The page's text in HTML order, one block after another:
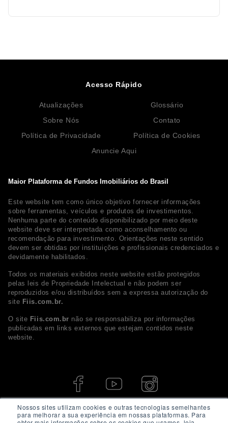
Nossos sites utilizam cookies e outras tecnologias semelhantes
para melhorar a sua experiência em nossas plataformas. Para
Maior Plataforma de Fundos Imobiliários do Brasil
Este website tem como único objetivo fornecer informações
sobre ferramentas, veículos e produtos de investimentos.
Nenhuma parte do conteúdo disponibilizado por meio deste
website deve ser interpretada como aconselhamento ou
recomendação para investimento. Orientações neste sentido
devem ser obtidas por instituições e profissionais credenciados e
devidamente habilitados.
Todos os materiais exibidos neste website estão protegidos
pelas leis de Propriedade Intelectual e não podem ser
reproduzidos e/ou distribuídos sem a expressa autorização do
site Fiis.com.br.
O site Fiis.com.br não se responsabiliza por informações
publicadas em links externos que estejam contidos neste
website.
Acesso Rápido
Atualizações
Glossário
Sobre Nós
Contato
Política de Privacidade
Política de Cookies
Anuncie Aqui